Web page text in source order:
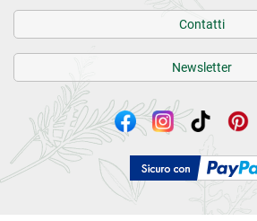
Contatti
Newsletter